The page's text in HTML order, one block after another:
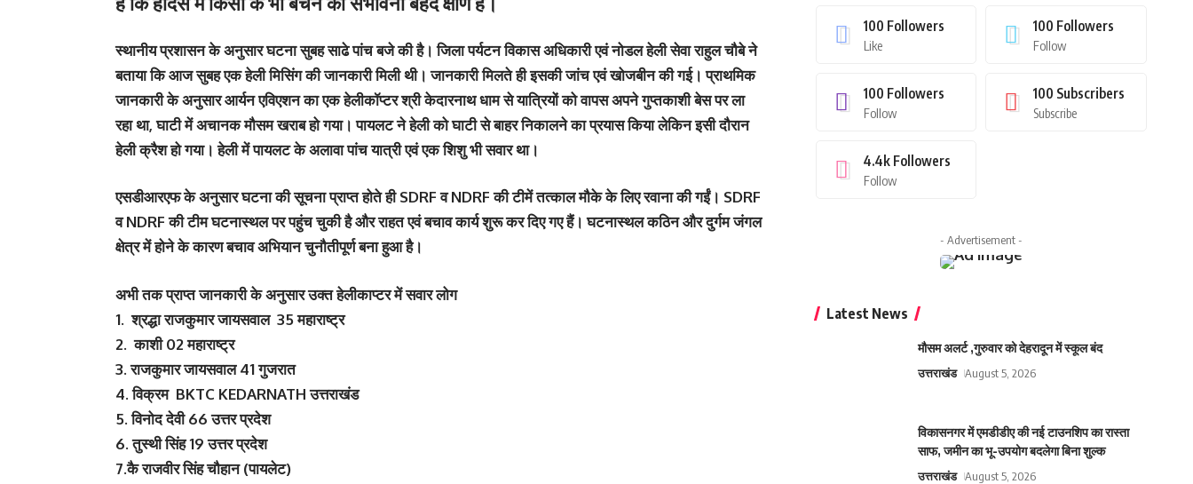
स्‍थानीय प्रशासन के अनुसार घटना सुबह साढे पांच बजे की है। जिला पर्यटन विकास अधिकारी एवं नोडल हेली सेवा राहुल चौबे ने
बताया कि आज सुबह एक हेली मिसिंग की जानकारी मिली थी। जानकारी मिलते ही इसकी जांच एवं खोजबीन की गई। प्राथमिक
जानकारी के अनुसार आर्यन एविएशन का एक हेलीकॉप्टर श्री केदारनाथ धाम से यात्रियों को वापस अपने गुप्तकाशी बेस पर ला
रहा था, घाटी में अचानक मौसम खराब हो गया। पायलट ने हेली को घाटी से बाहर निकालने का प्रयास किया लेकिन इसी दौरान
हेली क्रैश हो गया। हेली में पायलट के अलावा पांच यात्री एवं एक शिशु भी सवार था।
एसडीआरएफ के अनुसार घटना की सूचना प्राप्त होते ही SDRF व NDRF की टीमें तत्काल मौके के लिए रवाना की गईं। SDRF
व NDRF की टीम घटनास्थल पर पहुंच चुकी है और राहत एवं बचाव कार्य शुरू कर दिए गए हैं। घटनास्थल कठिन और दुर्गम जंगल
क्षेत्र में होने के कारण बचाव अभियान चुनौतीपूर्ण बना हुआ है।
अभी तक प्राप्त जानकारी के अनुसार उक्त हेलीकाप्‍टर में सवार लोग
1. श्रद्धा राजकुमार जायसवाल 35 महाराष्ट्र
2. काशी 02 महाराष्ट्र
3. राजकुमार जायसवाल 41 गुजरात
4. विक्रम BKTC KEDARNATH उत्तराखंड
5. विनोद देवी 66 उत्तर प्रदेश
6. तुस्‍थी सिंह 19 उत्तर प्रदेश
7.कै राजवीर सिंह चौहान (पायलेट)
100 Followers
Like
100 Followers
Follow
100 Followers
Follow
100 Subscribers
Subscribe
4.4k Followers
Follow
- Advertisement -
Latest News
मौसम अलर्ट ,गुरुवार को देहरादून में स्कूल बंद
उत्तराखंड August 5, 2026
विकासनगर में एमडीडीए की नई टाउनशिप का रास्ता
साफ, जमीन का भू-उपयोग बदलेगा बिना शुल्क
उत्तराखंड August 5, 2026